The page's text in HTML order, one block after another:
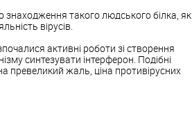
такого людського білка, як
вірусів.
активні роботи зі створення
синтезувати інтерферон. Подібні
превеликий жаль, ціна противірусних